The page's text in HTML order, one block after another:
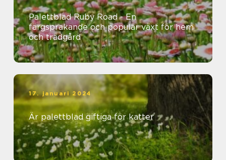
Palettblad Ruby Road - En
färgsprakande och populär växt för hem
och trädgård
17. januari 2024
Är palettblad giftiga för katter